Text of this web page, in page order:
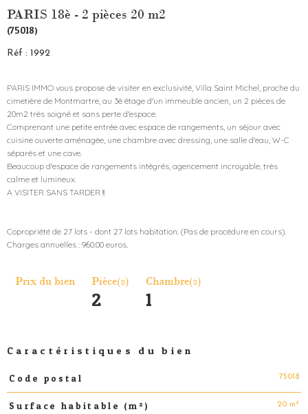
PARIS 18è - 2 pièces 20 m2
(75018)
Réf : 1992
PARIS IMMO vous propose de visiter en exclusivité, Villa Saint Michel, proche du
cimetière de Montmartre, au 3è étage d'un immeuble ancien, un 2 pièces de
20m2 très soigné et sans perte d'espace.
Comprenant une petite entrée avec espace de rangements, un séjour avec
cuisine ouverte aménagée, une chambre avec dressing, une salle d'eau, W-C
séparés et une cave.
Beaucoup d'espace de rangements intégrés, agencement incroyable, très
calme et lumineux.
A VISITER SANS TARDER !!!
Copropriété de 27 lots - dont 27 lots habitation. (Pas de procédure en cours).
Prix du bien Pièce(s)
2
Chambre(s)
1
Caractéristiques du bien
Caractéristiques Valeurs
Code postal 75018
Surface habitable (m²) 20 m²